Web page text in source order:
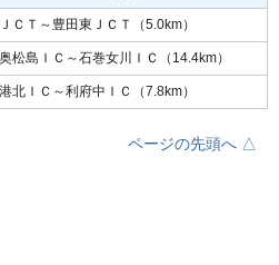
ＣＴ～豊田東ＪＣＴ（5.0km）
松島ＩＣ～石巻女川ＩＣ（14.4km）
北ＩＣ～利府中ＩＣ（7.8km）
ページの先頭へ △